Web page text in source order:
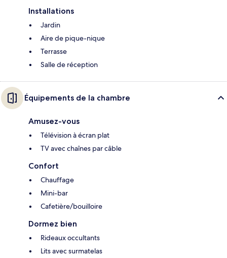
Installations
Jardin
Aire de pique-nique
Terrasse
Salle de réception
Équipements de la chambre
Amusez-vous
Télévision à écran plat
TV avec chaînes par câble
Confort
Chauffage
Mini-bar
Cafetière/bouilloire
Dormez bien
Rideaux occultants
Lits avec surmatelas